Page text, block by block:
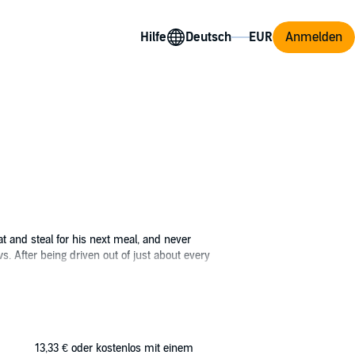
Hilfe Anmelden
and steal for his next meal, and never
After being driven out of just about every
underworld.
with sword and sorcery. It is a story of
13,33 € oder kostenlos mit einem